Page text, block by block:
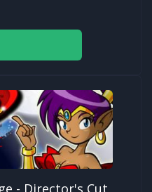
- Director's Cut